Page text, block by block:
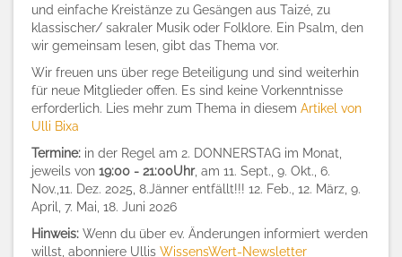
und einfache Kreistänze zu Gesängen aus Taizé, zu
klassischer/ sakraler Musik oder Folklore. Ein Psalm, den
wir gemeinsam lesen, gibt das Thema vor.
Wir freuen uns über rege Beteiligung und sind weiterhin
für neue Mitglieder offen. Es sind keine Vorkenntnisse
erforderlich. Lies mehr zum Thema in diesem Artikel von
Ulli Bixa
Termine: in der Regel am 2. DONNERSTAG im Monat,
jeweils von 19:00 - 21:00Uhr, am 11. Sept., 9. Okt., 6.
Nov.,11. Dez. 2025, 8.Jänner entfällt!!! 12. Feb., 12. März, 9.
April, 7. Mai, 18. Juni 2026
Hinweis: Wenn du über ev. Änderungen informiert werden
willst, abonniere Ullis WissensWert-Newsletter